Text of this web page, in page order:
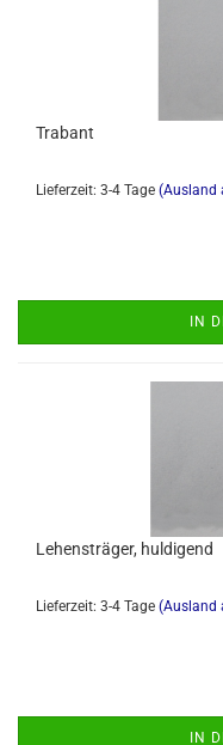
Trabant
Lieferzeit: 3-4 Tage (Ausland
IN
Lehensträger, huldigend
Lieferzeit: 3-4 Tage (Ausland
IN